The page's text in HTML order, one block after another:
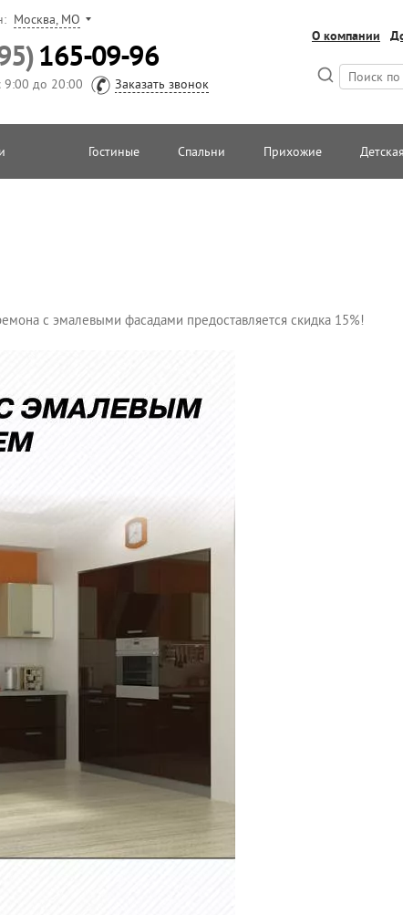
Москва, МО
165-09-96
9:00 до 20:00 Заказать звонок
О компании
Гостиные Спальни Прихожие Детская
с эмалевыми фасадами предоставляется скидка 15%!